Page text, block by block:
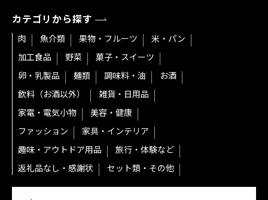
カテゴリから探す
肉 魚介類 果物・フルーツ
米・パン
加工食品
野菜
菓子・スイーツ
卵・乳製品
麺類 調味料・油
お酒
飲料（お酒以外）
雑貨・日用品
家電・電気小物
美容・健康
ファッション
家具・インテリア
趣味・アウトドア用品
旅行・体験など
返礼品なし・感謝状
セット類・その他